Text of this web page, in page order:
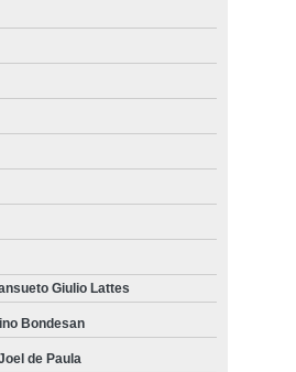
Giulio Lattes
Bondesan
de Paula